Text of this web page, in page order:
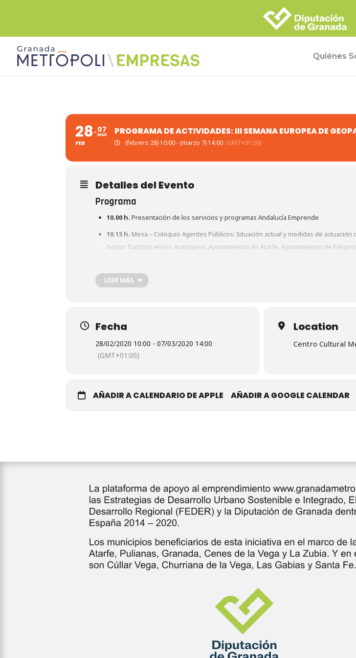
Quiénes
28
FEB
07
MAR PROGRAMA DE ACTIVIDADES: III SEMANA EUROPEA DE
(febrero 28) 10:00 - (marzo 7) 14:00 (GMT+01:00)
Detalles del Evento
Programa
10.00 h. Presentación de los servicios y programas Andalucía Emprende
10.15 h. Mesa – Coloquio Agentes Públicos: Situación actual y medidas de
Sector Turístico en los municipios: Ayuntamiento de Atarfe, Ayuntamiento de
11:00 h.Descanso Networking de asistentes
Restaurante La Ermita, SL. Pedro José Martín Cuesta. Gerente.
Cultura En Ruta. Emilia Martinez Parra. Gerente.
14:00 h.Debate y Conclusiones
Información e inscripciones:
Centro Andaluz de Emprendimiento (CADE) de Atarfe
Tel: 958.56 60 39 / cade.atarfe@andaluciaemprende.es
LEER MÁS
Fecha
28/02/2020 10:00 - 07/03/2020 14:00
(GMT+01:00)
Location
Centro Cultural
AÑADIR A CALENDARIO DE APPLE AÑADIR A GOOGLE CALENDAR